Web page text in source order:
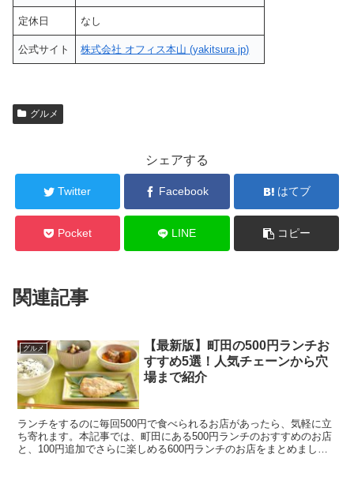
定休日 なし
公式サイト 株式会社 オフィス本山 (yakitsura.jp)
グルメ
シェアする
Twitter Facebook はてブ
Pocket LINE コピー
関連記事
グルメ
【最新版】町田の500円ランチお
すすめ5選！人気チェーンから穴
場まで紹介
ランチをするのに毎回500円で食べられるお店があったら、気軽に立
ち寄れます。本記事では、町田にある500円ランチのおすすめのお店
と、100円追加でさらに楽しめる600円ランチのお店をまとめまし